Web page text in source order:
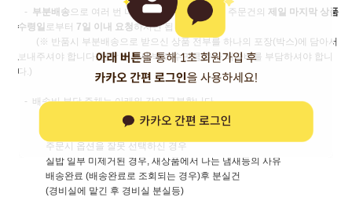
- 부분배송 으로 여러 번 나눠서 받으신 경우 동일 주문건의 제일 마지막 상품
수령일 로부터 7일 이내 요청 하시면 됩니다.
(※ 반품시 부분배송으로 받으신 상품 전부를 하나의 포장(박스)에 담아서
보내주셔야 합니다. 분할 반품시 박스 수만큼 추가 배송비를 부담하셔야 합니
다.)
- 배송비 부담 주체는 아래와 같이 구분합니다.
사이즈가 안 맞거나, 색상이 마음에 들지 않으신 경우
주문시 옵션을 잘못 선택하신 경우
실밥 일부 미제거된 경우, 새상품에서 나는 냄새등의 사유
배송완료 (배송완료로 조회되는 경우)후 분실건
(경비실에 맡긴 후 경비실 분실등)